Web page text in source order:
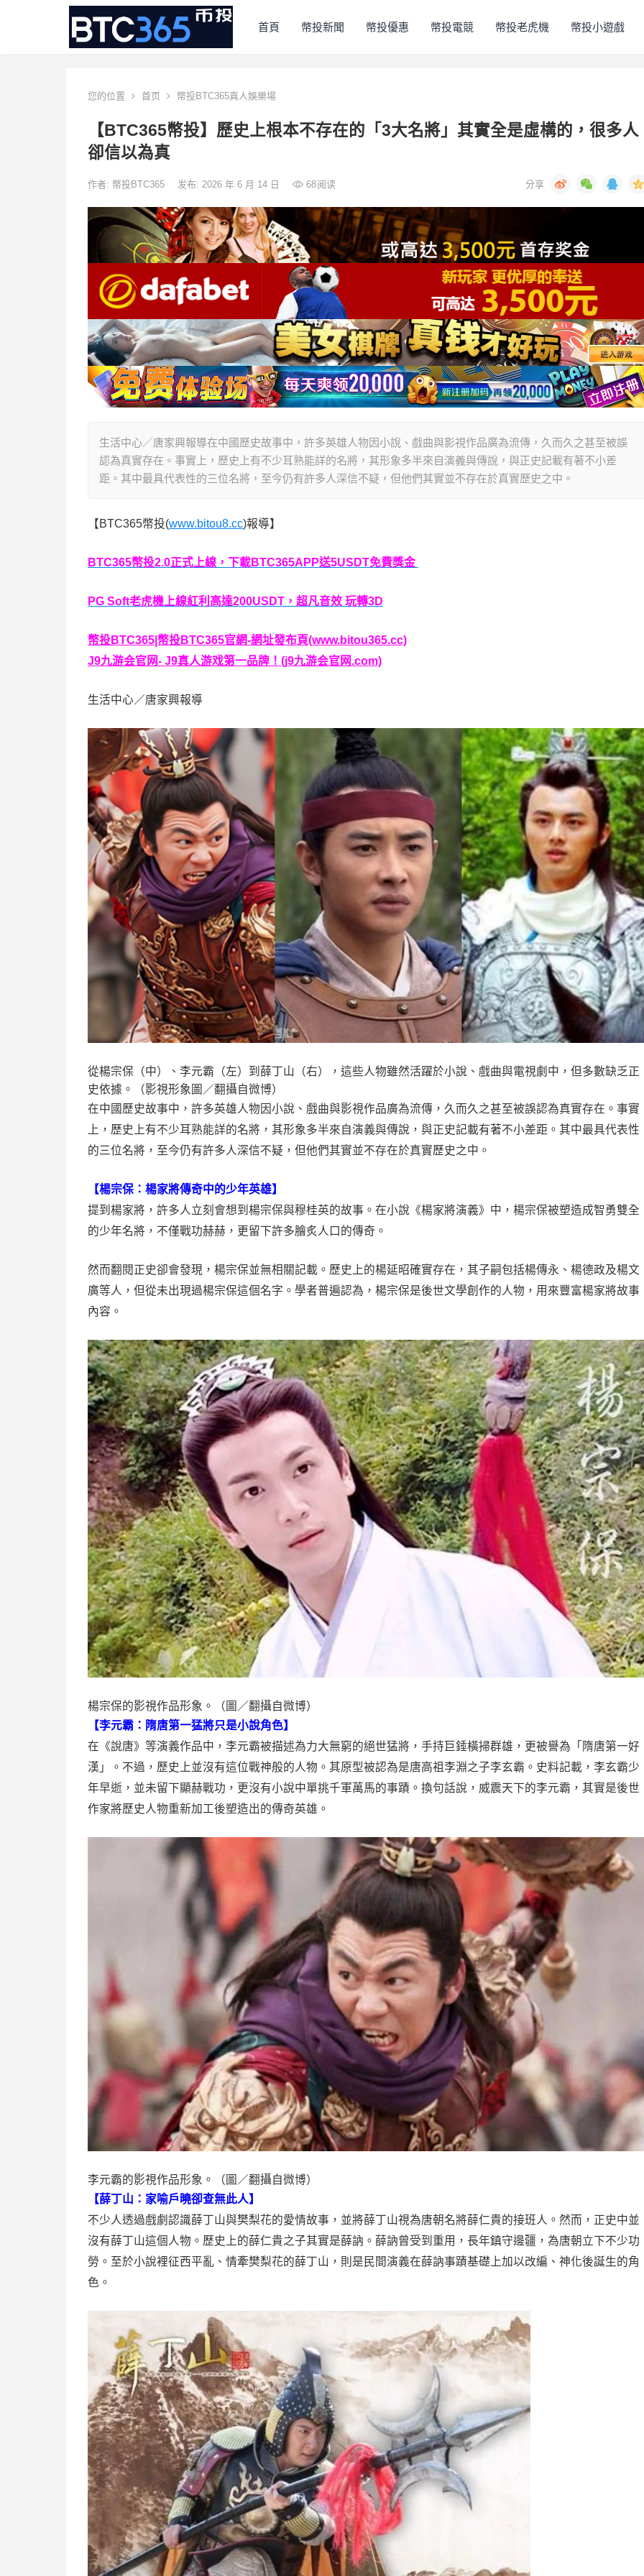
首頁 幣投新聞 幣投優惠 幣投電競 幣投老虎機 幣投小遊戲
您的位置 首页 幣投BTC365真人娛樂場
【BTC365幣投】歷史上根本不存在的「3大名將」其實全是虛構的，很多人
卻信以為真
作者: 幣投BTC365 发布: 2026 年 6 月 14 日 68阅读
生活中心／唐家興報導在中國歷史故事中，許多英雄人物因小說、戲曲與影視作品廣為流傳，久而久之甚至被誤
認為真實存在。事實上，歷史上有不少耳熟能詳的名將，其形象多半來自演義與傳說，與正史記載有著不小差
距。其中最具代表性的三位名將，至今仍有許多人深信不疑，但他們其實並不存在於真實歷史之中。
【BTC365幣投(www.bitou8.cc)報導】
BTC365幣投2.0正式上線，下載BTC365APP送5USDT免費獎金
PG Soft老虎機上線紅利高達200USDT，超凡音效 玩轉3D
幣投BTC365|幣投BTC365官網-網址發布頁(www.bitou365.cc)
J9九游会官网- J9真人游戏第一品牌！(j9九游会官网.com)
生活中心／唐家興報導
從楊宗保（中）、李元霸（左）到薛丁山（右），這些人物雖然活躍於小說、戲曲與電視劇中，但多數缺乏正
史依據。（影視形象圖／翻攝自微博）
在中國歷史故事中，許多英雄人物因小說、戲曲與影視作品廣為流傳，久而久之甚至被誤認為真實存在。事實
上，歷史上有不少耳熟能詳的名將，其形象多半來自演義與傳說，與正史記載有著不小差距。其中最具代表性
的三位名將，至今仍有許多人深信不疑，但他們其實並不存在於真實歷史之中。
【楊宗保：楊家將傳奇中的少年英雄】
提到楊家將，許多人立刻會想到楊宗保與穆桂英的故事。在小說《楊家將演義》中，楊宗保被塑造成智勇雙全
的少年名將，不僅戰功赫赫，更留下許多膾炙人口的傳奇。
然而翻閱正史卻會發現，楊宗保並無相關記載。歷史上的楊延昭確實存在，其子嗣包括楊傳永、楊德政及楊文
廣等人，但從未出現過楊宗保這個名字。學者普遍認為，楊宗保是後世文學創作的人物，用來豐富楊家將故事
內容。
楊宗保的影視作品形象。（圖／翻攝自微博）
【李元霸：隋唐第一猛將只是小說角色】
在《說唐》等演義作品中，李元霸被描述為力大無窮的絕世猛將，手持巨錘橫掃群雄，更被譽為「隋唐第一好
漢」。不過，歷史上並沒有這位戰神般的人物。其原型被認為是唐高祖李淵之子李玄霸。史料記載，李玄霸少
年早逝，並未留下顯赫戰功，更沒有小說中單挑千軍萬馬的事蹟。換句話說，威震天下的李元霸，其實是後世
作家將歷史人物重新加工後塑造出的傳奇英雄。
李元霸的影視作品形象。（圖／翻攝自微博）
【薛丁山：家喻戶曉卻查無此人】
不少人透過戲劇認識薛丁山與樊梨花的愛情故事，並將薛丁山視為唐朝名將薛仁貴的接班人。然而，正史中並
沒有薛丁山這個人物。歷史上的薛仁貴之子其實是薛訥。薛訥曾受到重用，長年鎮守邊疆，為唐朝立下不少功
勞。至於小說裡征西平亂、情牽樊梨花的薛丁山，則是民間演義在薛訥事蹟基礎上加以改編、神化後誕生的角
色。